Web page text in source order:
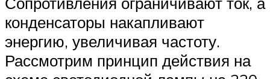
конденсаторы накапливают
энергию, увеличивая частоту.
Рассмотрим принцип действия на